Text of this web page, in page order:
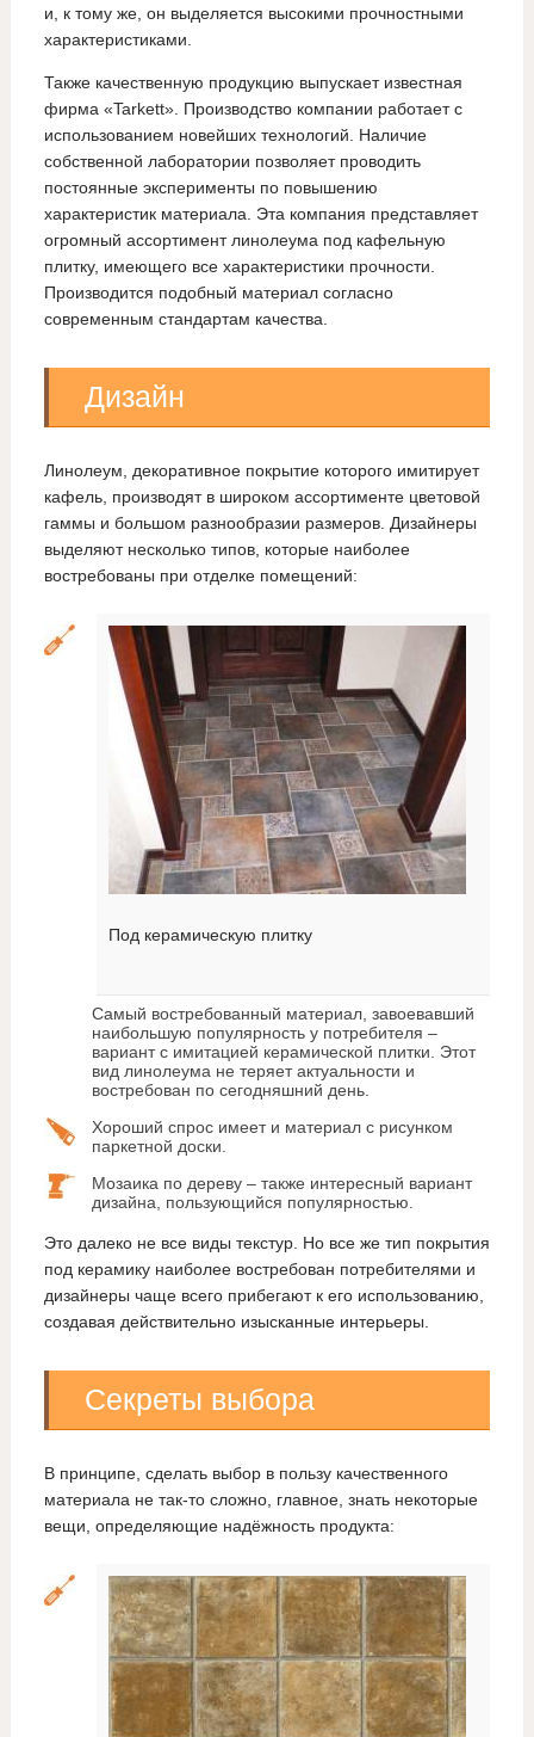
и, к тому же, он выделяется высокими прочностными
характеристиками.
Также качественную продукцию выпускает известная
фирма «Tarkett». Производство компании работает с
использованием новейших технологий. Наличие
собственной лаборатории позволяет проводить
постоянные эксперименты по повышению
характеристик материала. Эта компания представляет
огромный ассортимент линолеума под кафельную
плитку, имеющего все характеристики прочности.
Производится подобный материал согласно
современным стандартам качества.
Дизайн
Линолеум, декоративное покрытие которого имитирует
кафель, производят в широком ассортименте цветовой
гаммы и большом разнообразии размеров. Дизайнеры
выделяют несколько типов, которые наиболее
востребованы при отделке помещений:
Под керамическую плитку
Самый востребованный материал, завоевавший
наибольшую популярность у потребителя –
вариант с имитацией керамической плитки. Этот
вид линолеума не теряет актуальности и
востребован по сегодняшний день.
Хороший спрос имеет и материал с рисунком
паркетной доски.
Мозаика по дереву – также интересный вариант
дизайна, пользующийся популярностью.
Это далеко не все виды текстур. Но все же тип покрытия
под керамику наиболее востребован потребителями и
дизайнеры чаще всего прибегают к его использованию,
создавая действительно изысканные интерьеры.
Секреты выбора
В принципе, сделать выбор в пользу качественного
материала не так-то сложно, главное, знать некоторые
вещи, определяющие надёжность продукта: